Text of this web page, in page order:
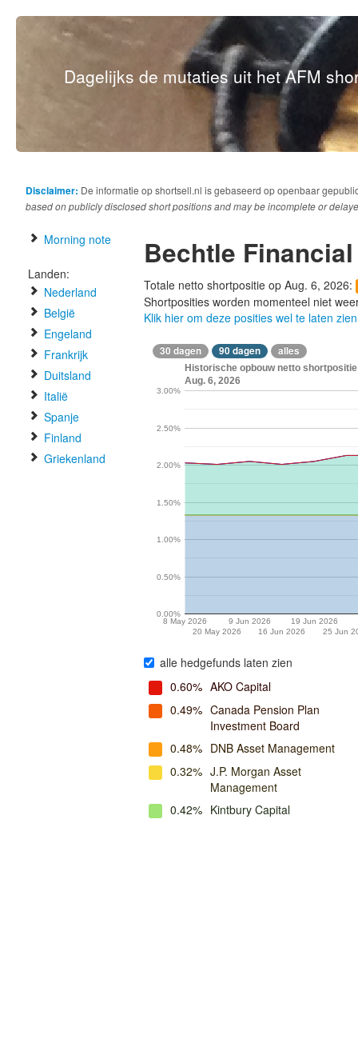
Dagelijks de mutaties uit het AFM
Disclaimer: De informatie op shortsell.nl is gebaseerd op openbaar
based on publicly disclosed short positions and may be incomplete or
Morning note
Landen:
Nederland
België
Engeland
Frankrijk
Duitsland
Italië
Spanje
Finland
Griekenland
Bechtle
Totale netto shortpositie op Aug. 6, 2026:
Shortposities worden momenteel niet
Klik hier om deze posities wel te laten zien
30 dagen 90 dagen alles
Historische opbouw netto
Aug. 6, 2026
8 May 2026
20 May 2026
9 Jun 2026
16 Jun 2026
19 Jun 2026
25 Jun
0.00%
0.50%
1.00%
1.50%
2.00%
2.50%
3.00%
alle hedgefunds laten zien
0.60% AKO Capital
0.49% Canada Pension Plan
Investment Board
0.48% DNB Asset Management
0.32% J.P. Morgan Asset
Management
0.42% Kintbury Capital